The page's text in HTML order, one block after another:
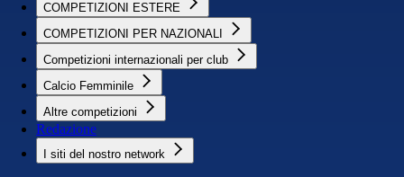
COMPETIZIONI ESTERE
COMPETIZIONI PER NAZIONALI
Competizioni internazionali per club
Calcio Femminile
Altre competizioni
Redazione
I siti del nostro network